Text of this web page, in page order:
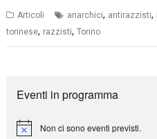
Articoli anarchici, antirazzisti,
torinese, razzisti,Torino
Eventi in programma
N
Non ci sono eventi previsti.